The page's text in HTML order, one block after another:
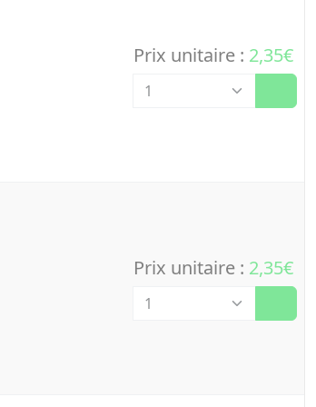
Prix unitaire : 2,35€
Prix unitaire : 2,35€